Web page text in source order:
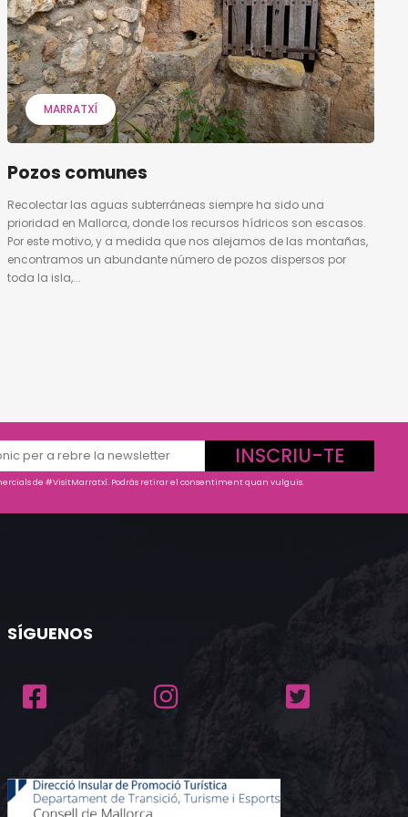
MARRATXÍ
Pozos comunes
Recolectar las aguas subterráneas siempre ha sido una
prioridad en Mallorca, donde los recursos hídricos son escasos.
Por este motivo, y a medida que nos alejamos de las montañas,
encontramos un abundante número de pozos dispersos por
toda la isla,...
INSCRIU-TE
de #VisitMarratxí. Podràs retirar el consentiment quan vulguis.
SÍGUENOS